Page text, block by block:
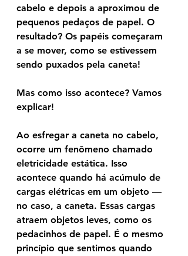
cabelo e depois a aproximou de
pequenos pedaços de papel. O
resultado? Os papéis começaram
a se mover, como se estivessem
sendo puxados pela caneta!
Mas como isso acontece? Vamos
explicar!
Ao esfregar a caneta no cabelo,
ocorre um fenômeno chamado
eletricidade estática. Isso
acontece quando há acúmulo de
cargas elétricas em um objeto —
no caso, a caneta. Essas cargas
atraem objetos leves, como os
pedacinhos de papel. É o mesmo
princípio que sentimos quando